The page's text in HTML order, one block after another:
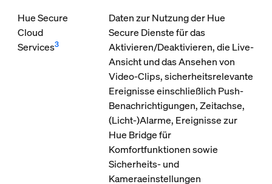
Hue Secure
Cloud
Services3
Daten zur Nutzung der Hue
Secure Dienste für das
Aktivieren/Deaktivieren, die Live-
Ansicht und das Ansehen von
Video-Clips, sicherheitsrelevante
Ereignisse einschließlich Push-
Benachrichtigungen, Zeitachse,
(Licht-)Alarme, Ereignisse zur
Hue Bridge für
Komfortfunktionen sowie
Sicherheits- und
Kameraeinstellungen